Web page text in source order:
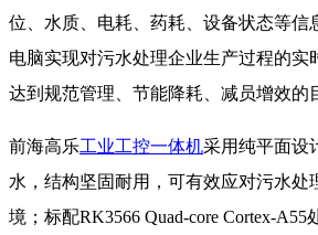
位、水质、电耗、药耗、设备状态等信
电脑实现对污水处理企业生产过程的实
达到规范管理、节能降耗、减员增效的
前海高乐工业工控一体机采用纯平面设
水，结构坚固耐用，可有效应对污水处
境；标配RK3566 Quad-core Cortex-